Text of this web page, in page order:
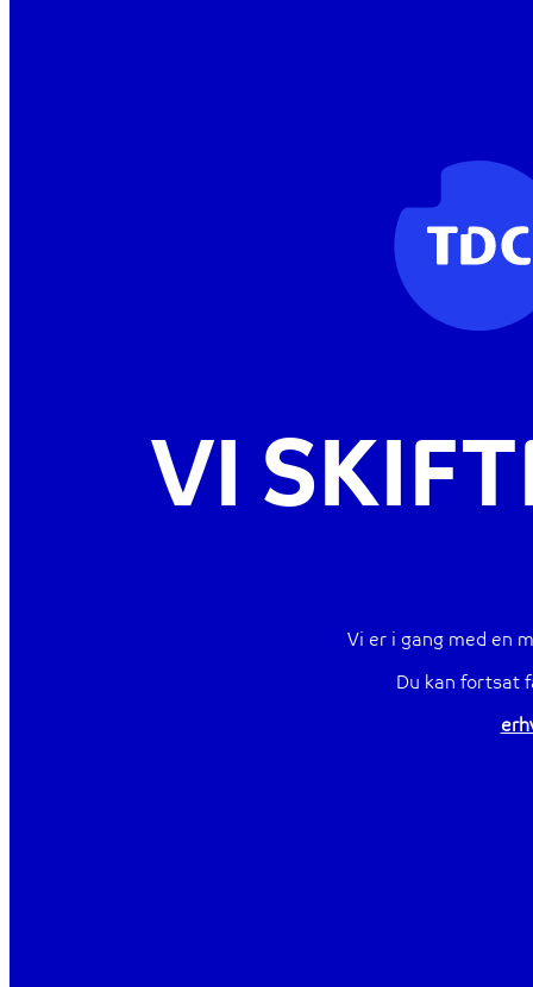
VI
Vi er i gang med en
Du kan fortsat